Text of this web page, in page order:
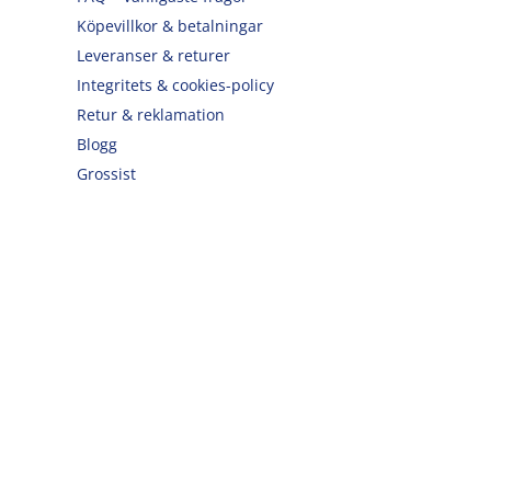
Köpevillkor & betalningar
Leveranser & returer
Integritets & cookies-policy
Retur & reklamation
Blogg
Grossist